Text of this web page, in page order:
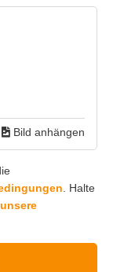
Bild anhängen
. Halte
unsere